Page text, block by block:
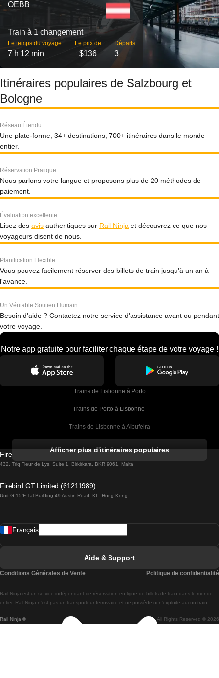
OEBB
Train à 1 changement
Le temps du voyage
7 h 12 min
Le prix de
$136
Départs
3
Itinéraires populaires de Salzbourg et
Bologne
Réseau Étendu
Une plate-forme, 34+ destinations, 700+ itinéraires dans le monde
entier.
Réservation Pratique
Nous parlons votre langue et proposons plus de 20 méthodes de
paiement.
Évaluation excellente
Lisez des avis authentiques sur Rail Ninja et découvrez ce que nos
voyageurs disent de nous.
Planification Flexible
Vous pouvez facilement réserver des billets de train jusqu'à un an à
l'avance.
Un Véritable Soutien Humain
Besoin d'aide ? Contactez notre service d'assistance avant ou pendant
votre voyage.
Notre app gratuite pour faciliter chaque étape de votre voyage !
Trains de Lisbonne à Porto
Trains de Porto à Lisbonne
Trains de Lisbonne à Albufeira
Trains de Lisbonne à Lagos
Trains de Lisbonne à Madrid
Trains de Lisbonne à Braga
Trains de Braga à Lisbonne
Afficher plus d'itinéraires populaires
Firebird GT Limited (OC 1451)
432, Triq Fleur de Lys, Suite 1, Birkirkara, BKR 9061, Malta
Firebird GT Limited (61211989)
Unit G 15/F Tal Building 49 Austin Road, KL, Hong Kong
Rail Ninja ® All Rights Reserved © 2026
Rail.Ninja est un service indépendant de réservation en ligne de billets de train dans le monde
entier. Rail Ninja n'est pas un transporteur ferroviaire et ne possède ni n'exploite aucun train.
Français
Aide & Support
Conditions Générales de Vente Politique de confidentialité